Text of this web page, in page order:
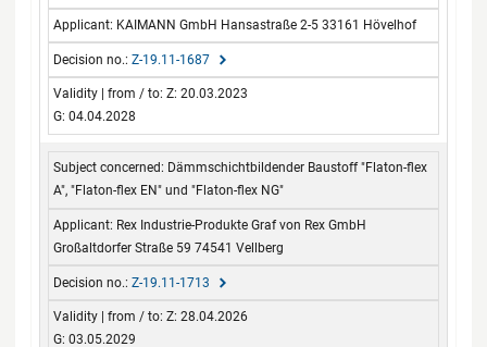
KAIMANN GmbH Hansastraße 2-5 33161 Hövelhof
Z-19.11-1687
Z: 20.03.2023
G: 04.04.2028
Dämmschichtbildender Baustoff "Flaton-flex
A", "Flaton-flex EN" und "Flaton-flex NG"
Rex Industrie-Produkte Graf von Rex GmbH
Großaltdorfer Straße 59 74541 Vellberg
Z-19.11-1713
Z: 28.04.2026
G: 03.05.2029